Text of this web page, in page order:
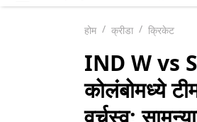
होम क्रीडा क्रिकेट
IND W vs
कोलंबोमध्ये